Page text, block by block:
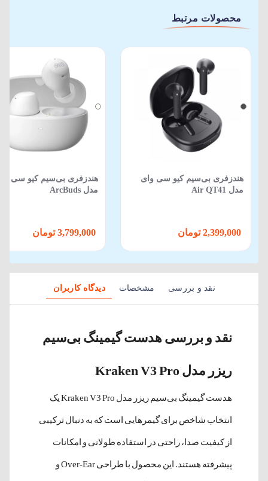
محصولات مرتبط
هندزفری بی‌سیم کیو سی وای
مدل Air QT41
هندزفری بی‌سیم کیو سی
مدل ArcBuds
نقد و بررسی مشخصات دیدگاه کاربران
نقد و بررسی هدست گیمینگ بی‌سیم
ریزر مدل Kraken V3 Pro
هدست گیمینگ بی‌سیم ریزر مدل Kraken V3 Pro یک
انتخاب شاخص برای گیمرهایی است که به دنبال ترکیبی
از کیفیت صدا، راحتی در استفاده طولانی و امکانات
پیشرفته هستند. این محصول با طراحی Over-Ear و